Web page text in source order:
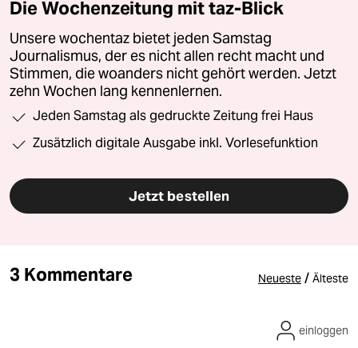
Die Wochenzeitung mit taz-Blick
Unsere wochentaz bietet jeden Samstag
Journalismus, der es nicht allen recht macht und
Stimmen, die woanders nicht gehört werden. Jetzt
zehn Wochen lang kennenlernen.
Jeden Samstag als gedruckte Zeitung frei Haus
Zusätzlich digitale Ausgabe inkl. Vorlesefunktion
Jetzt bestellen
3 Kommentare Neueste / Älteste
einloggen